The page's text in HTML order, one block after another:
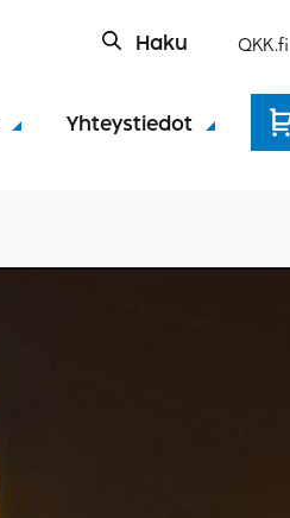
Haku QKK.fi
Yhteystiedot